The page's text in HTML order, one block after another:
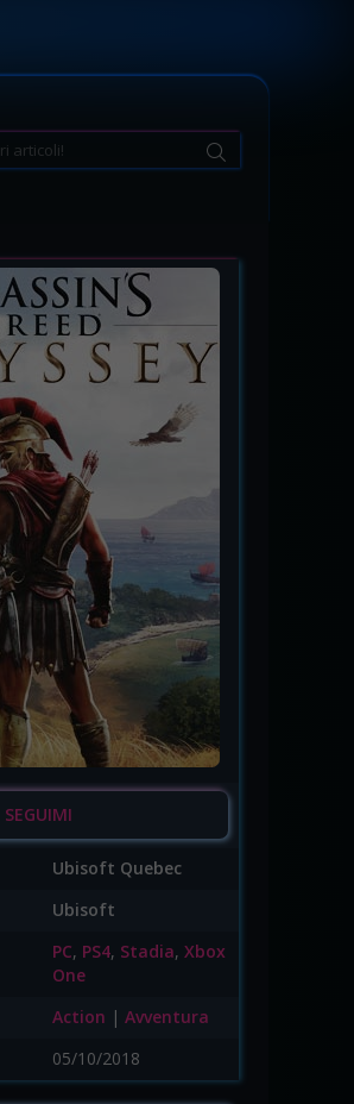
SEGUIMI
Ubisoft Quebec
Ubisoft
PC, PS4, Stadia, Xbox
One
Action | Avventura
05/10/2018